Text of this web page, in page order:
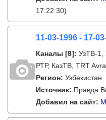
17:22:30)
11-03-1996 - 17-
Каналы [8]: УзТВ-1,
РТР, КазТВ, TRT
Регион: Узбекистан
Источник: Правда
Добавил на сайт: